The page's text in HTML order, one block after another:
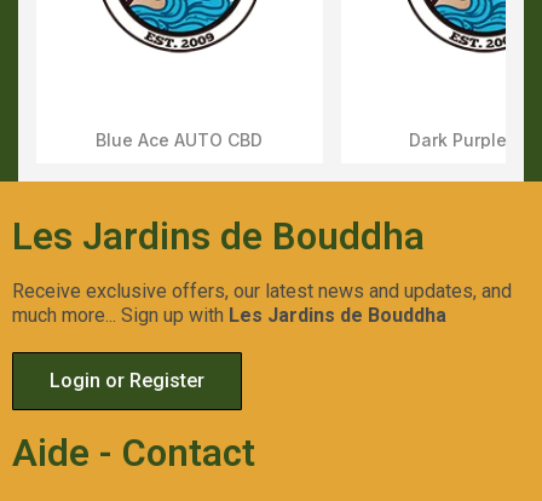
Aperçu Rapide
Blue Ace AUTO CBD Aperçu
Dark Purple
Les Jardins de Bouddha
Receive exclusive offers, our latest news and updates, and
much more... Sign up with Les Jardins de Bouddha
Login or Register
Aide - Contact